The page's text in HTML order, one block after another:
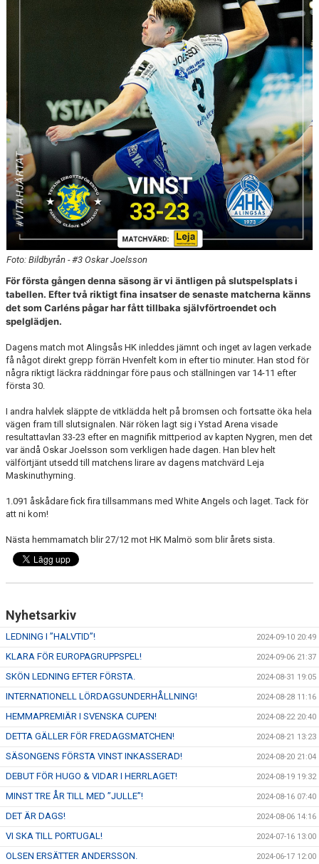
Foto: Bildbyrån - #3 Oskar Joelsson
För första gången denna säsong är vi äntligen på slutspelsplats i
tabellen. Efter två riktigt fina insatser de senaste matcherna känns
det som Carléns pågar har fått tillbaka självförtroendet och
spelglädjen.
Dagens match mot Alingsås HK inleddes jämnt och inget av lagen verkade
få något direkt grepp förrän Hvenfelt kom in efter tio minuter. Han stod för
några riktigt läckra räddningar före paus och ställningen var 14-11 efter
första 30.
I andra halvlek släppte de vitklädda helt på bromsen och fortsatte öka hela
vägen fram till slutsignalen. När röken lagt sig i Ystad Arena visade
resultattavlan 33-23 efter en magnifik mittperiod av kapten Nygren, men det
var ändå Oskar Joelsson som verkligen hade dagen. Han blev helt
välförtjänt utsedd till matchens lirare av dagens matchvärd Leja
Maskinuthyrning.
1.091 åskådare fick fira tillsammans med White Angels och laget. Tack för
att ni kom!
Nästa hemmamatch blir 27/12 mot HK Malmö som blir årets sista.
Nyhetsarkiv
LEDNING I ”HALVTID”! 2024-09-10 20:49
KLARA FÖR EUROPAGRUPPSPEL! 2024-09-06 21:37
SKÖN LEDNING EFTER FÖRSTA. 2024-08-31 19:05
INTERNATIONELL LÖRDAGSUNDERHÅLLNING! 2024-08-28 11:16
HEMMAPREMIÄR I SVENSKA CUPEN! 2024-08-22 20:40
DETTA GÄLLER FÖR FREDAGSMATCHEN! 2024-08-21 13:23
SÄSONGENS FÖRSTA VINST INKASSERAD! 2024-08-20 21:04
DEBUT FÖR HUGO & VIDAR I HERRLAGET! 2024-08-19 19:32
MINST TRE ÅR TILL MED ”JULLE”! 2024-08-16 07:40
DET ÄR DAGS! 2024-08-06 14:16
VI SKA TILL PORTUGAL! 2024-07-16 13:00
OLSEN ERSÄTTER ANDERSSON. 2024-06-17 12:00